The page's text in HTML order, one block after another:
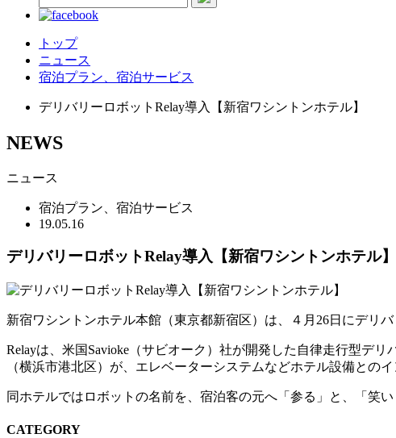
トップ
ニュース
宿泊プラン、宿泊サービス
デリバリーロボットRelay導入【新宿ワシントンホテル】
NEWS
ニュース
宿泊プラン、宿泊サービス
19.05.16
デリバリーロボットRelay導入【新宿ワシントンホテル】
新宿ワシントンホテル本館（東京都新宿区）は、４月26日にデリ
Relayは、米国Savioke（サビオーク）社が開発した自律走行型デ
（横浜市港北区）が、エレベーターシステムなどホテル設備との
同ホテルではロボットの名前を、宿泊客の元へ「参る」と、「笑
CATEGORY